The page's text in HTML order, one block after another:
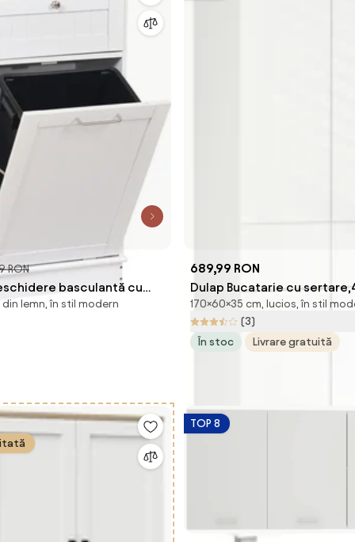
RON
basculantă cu
alb/bambus, DELINS TYP 1
din lemn, în stil modern
689,99 RON
Dulap Bucatarie cu
niveluri cu 3 rafturi reglabile,
sufragerie, alb lucios
HOMCOM | Aosom Romania
170×60×35 cm, lucios, în stil
(3)
În stoc
Livrare gratuită
TOP 8